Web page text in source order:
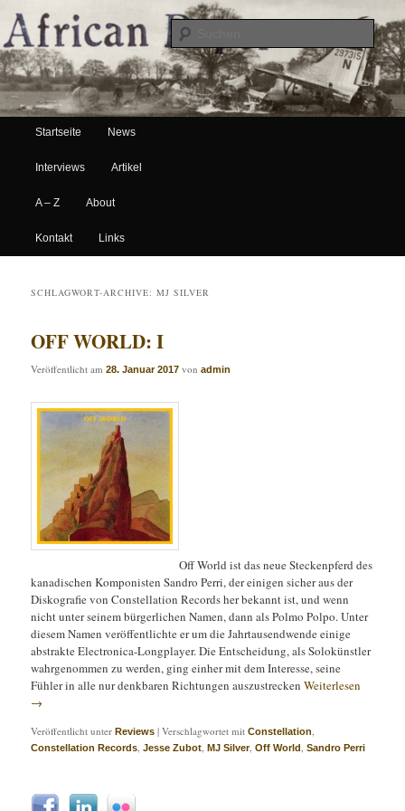
African Paper
Hauptmenü
Zum Inhalt wechseln
Zum sekundären Inhalt wechseln
Startseite News
Interviews Artikel
A – Z About
Kontakt Links
SCHLAGWORT-ARCHIVE:MJ SILVER
OFF WORLD: I
Veröffentlicht am28. Januar 2017 vonadmin
Off World ist das neue Steckenpferd des
kanadischen Komponisten Sandro Perri, der einigen sicher aus der
Diskografie von Constellation Records her bekannt ist, und wenn
nicht unter seinem bürgerlichen Namen, dann als Polmo Polpo. Unter
diesem Namen veröffentlichte er um die Jahrtausendwende einige
abstrakte Electronica-Longplayer. Die Entscheidung, als Solokünstler
wahrgenommen zu werden, ging einher mit dem Interesse, seine
Fühler in alle nur denkbaren Richtungen auszustreckenWeiterlesen
→
Veröffentlicht unter Reviews |Verschlagwortet mit Constellation
Constellation Records ,Jesse Zubot ,MJ Silver,Off World ,Sandro Perri